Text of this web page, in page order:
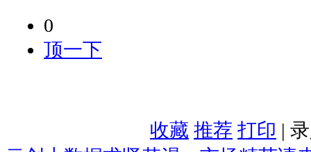
0
顶一下
收藏 推荐 打印 |